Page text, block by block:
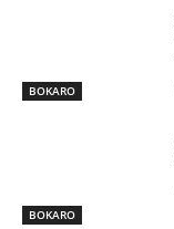
BOKARO
BOKARO